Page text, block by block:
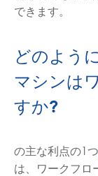
できます。
どのよう
マシンは
すか?
の主な利点の1つ
は、ワークフロ